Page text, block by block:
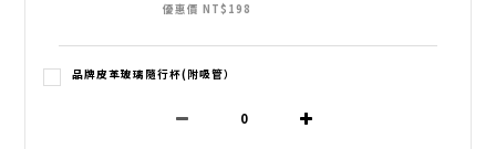
優惠價 NT$198
品牌皮革玻璃隨行杯(附吸管）